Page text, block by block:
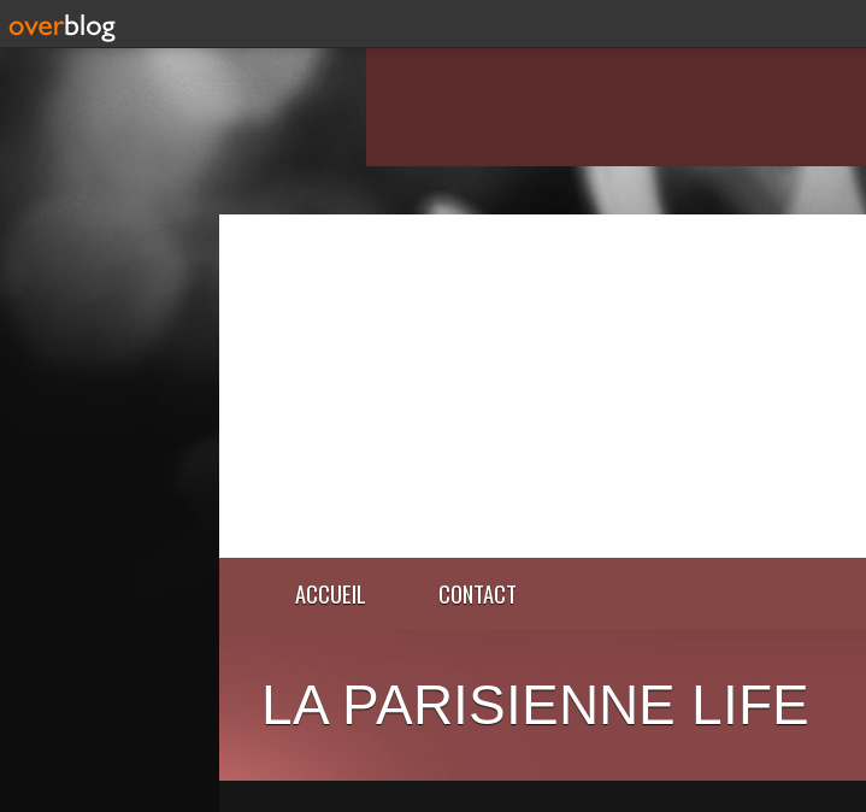
ACCUEIL CONTACT
LA PARISIENNE LIFE